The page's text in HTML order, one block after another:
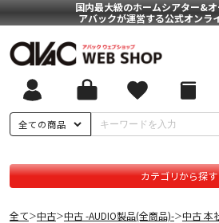
国内最大級のホームシアター&
アバックが運営する公式オンラ
全ての商品
カテゴリから探す
全て＞中古＞中古 -AUDIO製品(全商品)-＞中古 本